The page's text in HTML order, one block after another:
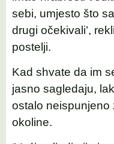
sebi, umjesto što
drugi očekivali’,
postelji.
Kad shvate da im
jasno sagledaju,
ostalo neispunjeno
okoline.